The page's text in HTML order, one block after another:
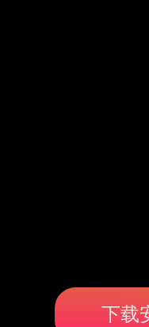
下载